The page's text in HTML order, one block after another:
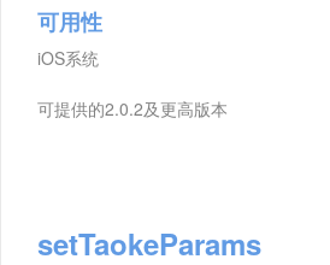
可用性
iOS系统
可提供的2.0.2及更高版本
setTaokeParams